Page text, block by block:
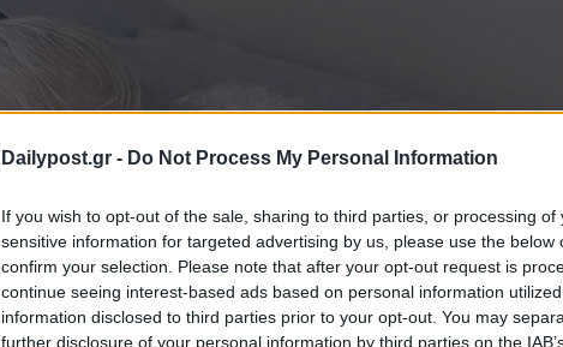
Dailypost.gr - Do Not Process My Personal Information
If you wish to opt-out of the sale, sharing to third parties, or processing of
sensitive information for targeted advertising by us, please use the below
confirm your selection. Please note that after your opt-out request is
continue seeing interest-based ads based on personal information
information disclosed to third parties prior to your opt-out. You may
further disclosure of your personal information by third parties on the